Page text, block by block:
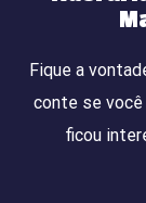
Fique a
conte se
ficou